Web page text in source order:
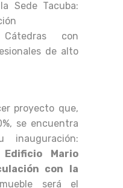
Sede Tacuba:
con
de alto
proyecto que,
se encuentra
Mario
con la
será el